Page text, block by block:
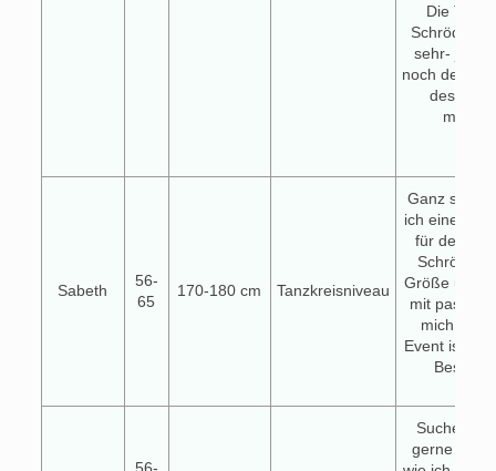
Die
Schröder
sehr- jetzt
noch der
deshalb
Sabeth
56-
65
170-180 cm Tanzkreisniveau
Ganz
ich einen
für den
Schröder,
Größe und
mit passt.
mich
Event ist
Besuch
Suche
gerne